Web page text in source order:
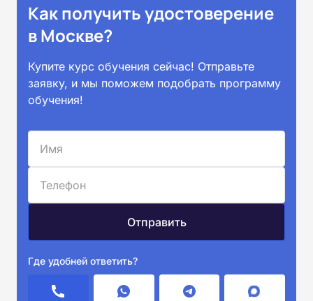
Как получить удостоверение
в Москве?
Купите курс обучения сейчас! Отправьте
заявку, и мы поможем подобрать программу
обучения!
Где удобней ответить?